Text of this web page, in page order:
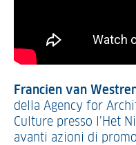
Francien van
della Agency for
Culture presso l’Het
avanti azioni di